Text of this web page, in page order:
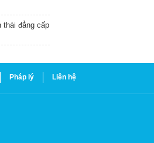
thái đẳng cấp
Pháp lý Liên hệ